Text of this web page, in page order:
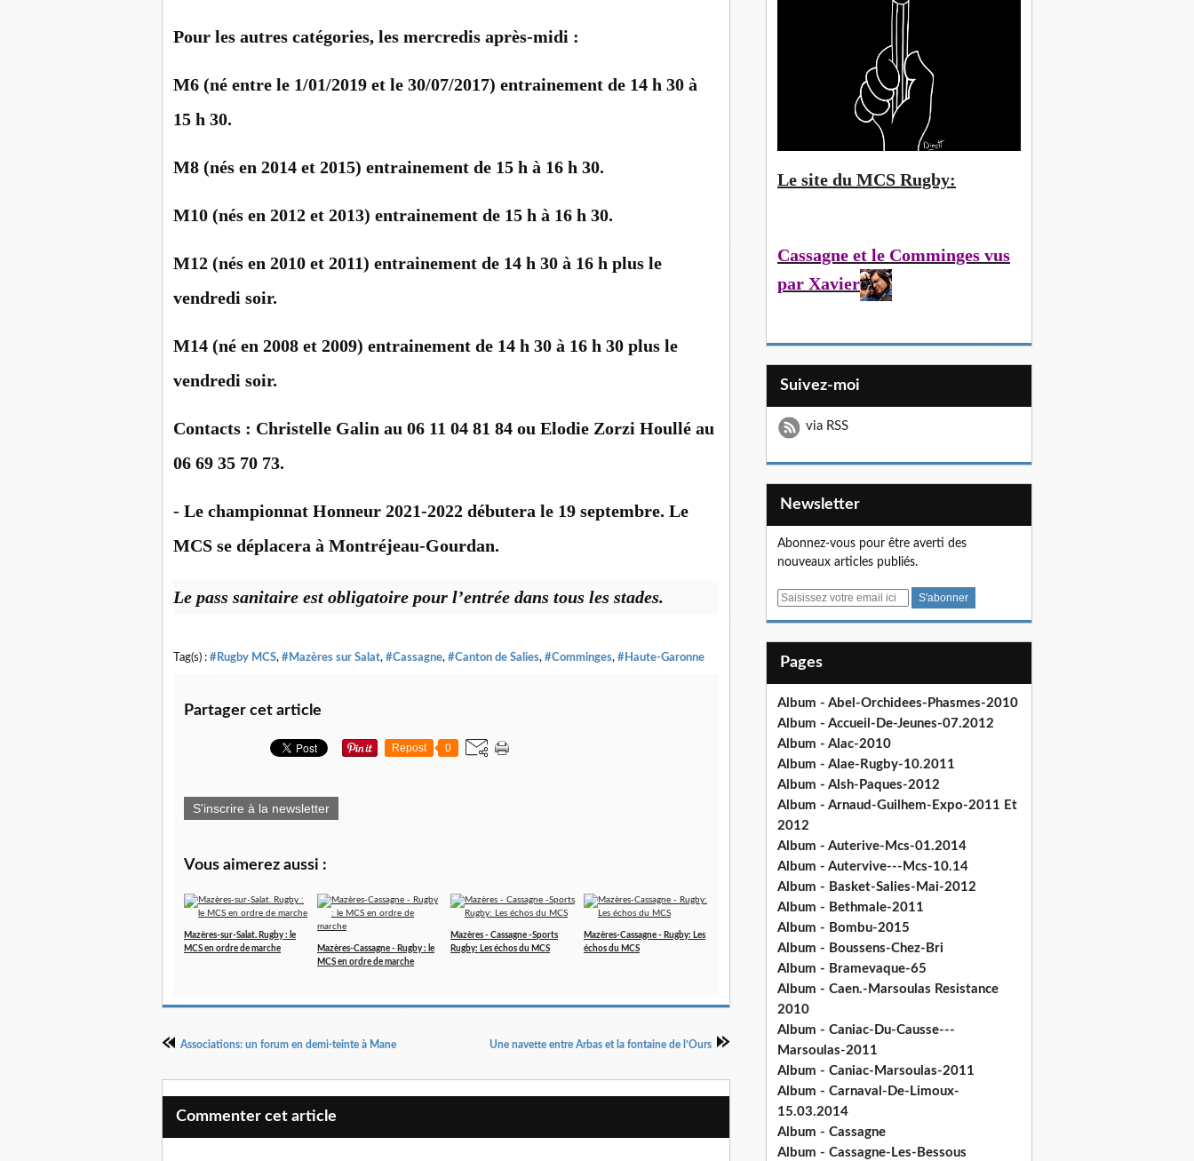
Pour les autres catégories, les mercredis après-midi :
M6 (né entre le 1/01/2019 et le 30/07/2017) entrainement de 14 h 30 à
15 h 30.
M8 (nés en 2014 et 2015) entrainement de 15 h à 16 h 30.
M10 (nés en 2012 et 2013) entrainement de 15 h à 16 h 30.
M12 (nés en 2010 et 2011) entrainement de 14 h 30 à 16 h plus le
vendredi soir.
M14 (né en 2008 et 2009) entrainement de 14 h 30 à 16 h 30 plus le
vendredi soir.
Contacts : Christelle Galin au 06 11 04 81 84 ou Elodie Zorzi Houllé au
06 69 35 70 73.
- Le championnat Honneur 2021-2022 débutera le 19 septembre. Le
MCS se déplacera à Montréjeau-Gourdan.
Le pass sanitaire est obligatoire pour l’entrée dans tous les stades.
Tag(s) : #Rugby MCS, #Mazères sur Salat, #Cassagne, #Canton de Salies, #Comminges, #Haute-Garonne
Partager cet article
Repost 0
S'inscrire à la newsletter
Vous aimerez aussi :
Mazères-sur-Salat. Rugby : le
MCS en ordre de marche
Mazères-Cassagne - Rugby : le
MCS en ordre de marche
Mazères - Cassagne -Sports
Rugby: Les échos du MCS
Mazères-Cassagne - Rugby: Les
échos du MCS
Associations: un forum en demi-teinte à Mane Une navette entre Arbas et la fontaine de l’Ours
Commenter cet article
Le site du MCS Rugby:
Cassagne et le Comminges vus
par Xavier
Suivez-moi
via RSS
Newsletter
Abonnez-vous pour être averti des
nouveaux articles publiés.
E
Pages
Album - Abel-Orchidees-Phasmes-2010
Album - Accueil-De-Jeunes-07.2012
Album - Alac-2010
Album - Alae-Rugby-10.2011
Album - Alsh-Paques-2012
Album - Arnaud-Guilhem-Expo-2011 Et
2012
Album - Auterive-Mcs-01.2014
Album - Autervive---Mcs-10.14
Album - Basket-Salies-Mai-2012
Album - Bethmale-2011
Album - Bombu-2015
Album - Boussens-Chez-Bri
Album - Bramevaque-65
Album - Caen.-Marsoulas Resistance
2010
Album - Caniac-Du-Causse---
Marsoulas-2011
Album - Caniac-Marsoulas-2011
Album - Carnaval-De-Limoux-
15.03.2014
Album - Cassagne
Album - Cassagne-Les-Bessous